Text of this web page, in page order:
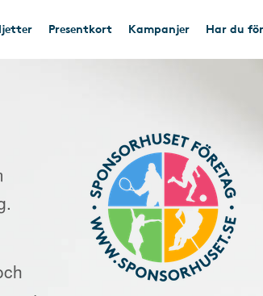
Presentkort Kampanjer Har du